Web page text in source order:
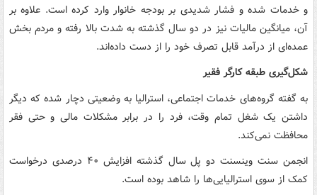
و خدمات شده و فشار شدیدی بر بودجه خانوار وارد کرده است. علاوه بر
آن، میانگین مالیات نیز در دو سال گذشته به شدت بالا رفته و مردم بخش
عمده‌ای از درآمد قابل تصرف خود را از دست داده‌اند.
شکل‌گیری طبقه کارگر فقیر
به گفته گروه‌های خدمات اجتماعی، استرالیا به وضعیتی دچار شده که دیگر
داشتن یک شغل تمام وقت، فرد را در برابر مشکلات مالی و حتی فقر
محافظت نمی‌کند.
انجمن سنت وینسنت دو پل سال گذشته افزایش ۴۰ درصدی درخواست
کمک از سوی استرالیایی‌ها را شاهد بوده است.